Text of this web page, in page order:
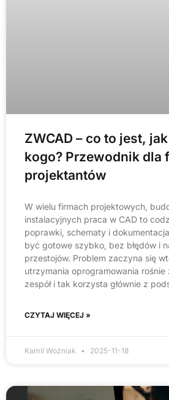
ZWCAD – co to jest,
kogo? Przewodnik dla
projektantów
W wielu firmach projektowych,
instalacyjnych praca w CAD to
poprawki, schematy i
być gotowe szybko, bez błędów i
przestojów. Problem zaczyna się
utrzymania oprogramowania rośnie
zespół i tak korzysta głównie z
CZYTAJ WIĘCEJ »
Kamil Woźniak 2025-11-18